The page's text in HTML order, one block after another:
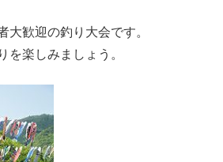
大歓迎の釣り大会です。
を楽しみましょう。